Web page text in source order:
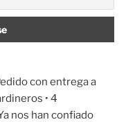
con entrega a
• 4
nos han confiado